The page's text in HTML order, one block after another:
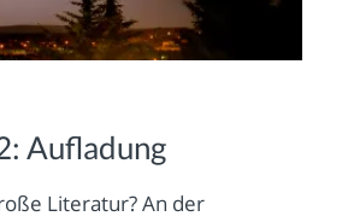
Aufladung
Literatur? An der